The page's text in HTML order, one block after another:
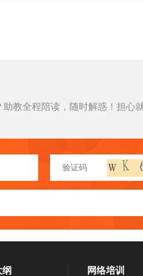
教全程陪读，随时解惑！担心
网络培训